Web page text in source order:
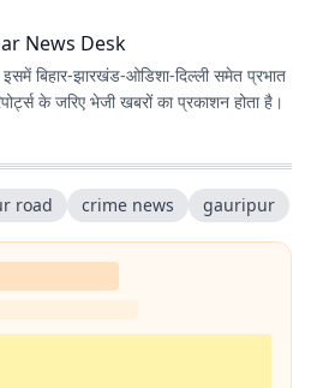
News Desk
बिहार-झारखंड-ओडिशा-दिल्‍ली समेत प्रभात
के जरिए भेजी खबरों का प्रकाशन होता है।
road crime news gauripur